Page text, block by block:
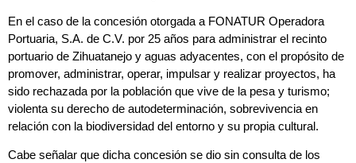
En el caso de la concesión otorgada a FONATUR Operadora
Portuaria, S.A. de C.V. por 25 años para administrar el recinto
portuario de Zihuatanejo y aguas adyacentes, con el propósito de
promover, administrar, operar, impulsar y realizar proyectos, ha
sido rechazada por la población que vive de la pesa y turismo;
violenta su derecho de autodeterminación, sobrevivencia en
relación con la biodiversidad del entorno y su propia cultural.
Cabe señalar que dicha concesión se dio sin consulta de los